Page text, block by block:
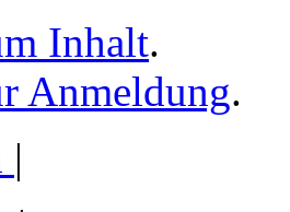
Inhalt.
Anmeldung.
|